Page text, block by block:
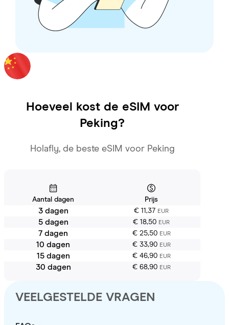
Hoeveel kost de eSIM voor
Peking?
Holafly, de beste eSIM voor Peking
Aantal dagen Prijs
3 dagen € 11,37 EUR
5 dagen € 18,50 EUR
7 dagen € 25,50 EUR
10 dagen € 33,90 EUR
15 dagen € 46,90 EUR
30 dagen € 68,90 EUR
VEELGESTELDE VRAGEN